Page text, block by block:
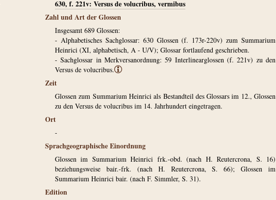
630, f. 221v: Versus de volucribus, vermibus
Zahl und Art der Glossen
Insgesamt 689 Glossen:
- Alphabetisches Sachglossar: 630 Glossen (f. 173r-220v) zum Summarium
Heinrici (XI, alphabetisch, A - U/V); Glossar fortlaufend geschrieben.
- Sachglossar in Merkversanordnung: 59 Interlinearglossen (f. 221v) zu den
Versus de volucribus.ⓘ
Zeit
Glossen zum Summarium Heinrici als Bestandteil des Glossars im 12., Glossen
zu den Versus de volucribus im 14. Jahrhundert eingetragen.
Ort
-
Sprachgeographische Einordnung
Glossen im Summarium Heinrici frk.-obd. (nach H. Reutercrona, S. 16)
beziehungsweise bair.-frk. (nach H. Reutercrona, S. 66); Glossen im
Summarium Heinrici bair. (nach F. Simmler, S. 31).
Edition